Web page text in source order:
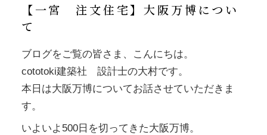
【一宮 注文住宅】大阪万博につい
て
ブログをご覧の皆さま、こんにちは。
cototoki建築社 設計士の大村です。
本日は大阪万博についてお話させていただきま
す。
いよいよ500日を切ってきた大阪万博。